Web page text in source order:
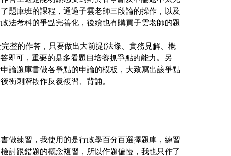
題庫班的課程，通過子雲老師三段論的操作，以及
法考科的爭點完善化，後續也有購買子雲老師的題
整的作答，只要做出大前提(法條、實務見解、概
即可，重要的是多看題目培養抓爭點的能力。另
論題庫書做各爭點的申論的模板，大致寫出該爭點
衝刺階段作反覆複習、背誦。
做練習，我使用的是行政學百分百選擇題庫，練習
討跟錯題的概念複習，所以作題偏慢，我也只作了